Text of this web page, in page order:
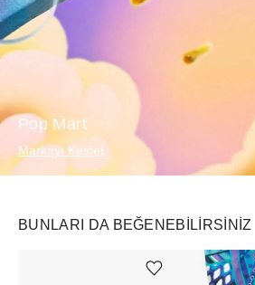
Pop Mart
Markayı Keşfet
BUNLARI DA BEĞENEBILIRSINIZ
Ürünü istek listesine ekle veya listeden çıkar